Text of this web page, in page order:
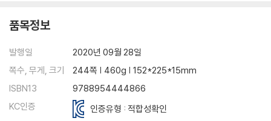
품목정보
발행일
2020년 09월 28일
쪽수, 무게, 크기
244쪽 | 460g | 152*225*15mm
ISBN13
9788954444866
KC인증
인증유형 : 적합성확인